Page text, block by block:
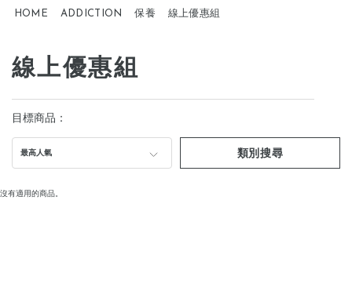
HOME ADDICTION 保養 線上優惠組
線上優惠組
目標商品：
最高人氣 類別搜尋
沒有適用的商品。